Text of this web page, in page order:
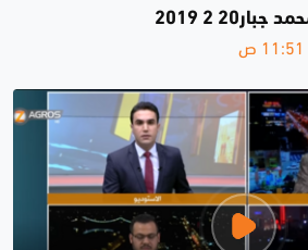
2 2019